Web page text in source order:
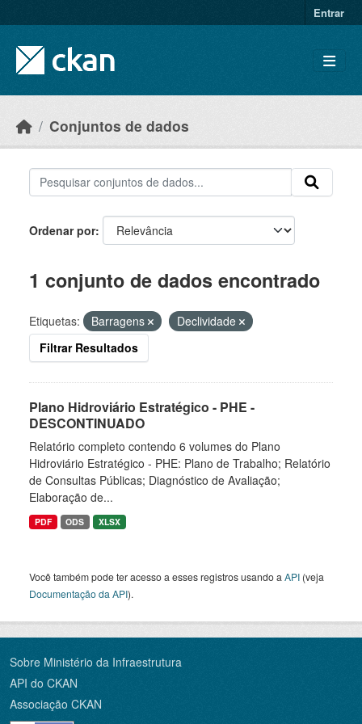
Entrar
Conjuntos de dados
Ordenar por
1 conjunto de dados encontrado
Etiquetas: Barragens
Declividade
Filtrar Resultados
Plano Hidroviário Estratégico - PHE -
DESCONTINUADO
Relatório completo contendo 6 volumes do Plano
Hidroviário Estratégico - PHE: Plano de Trabalho; Relatório
de Consultas Públicas; Diagnóstico de Avaliação;
Elaboração de...
PDF ODS XLSX
Você também pode ter acesso a esses registros usando a API (veja
Documentação da API).
Sobre Ministério da Infraestrutura
API do CKAN
Associação CKAN